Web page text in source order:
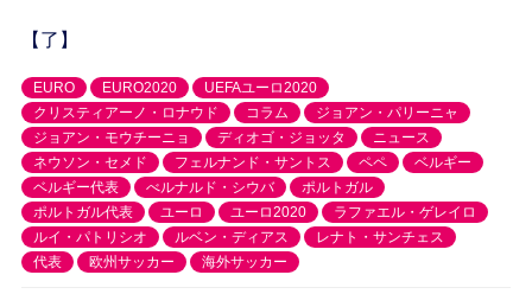
【了】
EURO EURO2020
UEFAユーロ2020
クリスティアーノ・ロナウド
コラム
ジョアン・パリーニャ
ジョアン・モウチーニョ
ディオゴ・ジョッタ
ニュース
ネウソン・セメド
フェルナンド・サントス ペペ
ベルギー
ベルギー代表
べルナルド・シウバ
ポルトガル
ポルトガル代表
ユーロ ユーロ2020
ラファエル・ゲレイロ
ルイ・パトリシオ
ルベン・ディアス
レナト・サンチェス
代表
欧州サッカー 海外サッカー